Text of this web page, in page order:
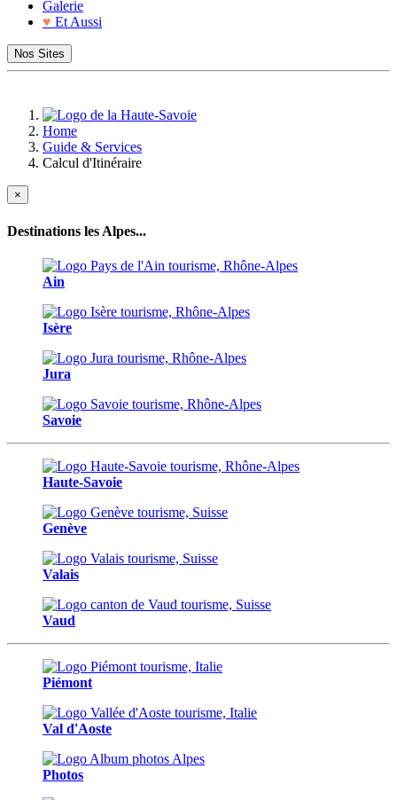
Galerie
♥ Et Aussi
Nos Sites
Home
Guide & Services
Calcul d'Itinéraire
×
Destinations les Alpes...
Ain
Isère
Jura
Savoie
Haute-Savoie
Genève
Valais
Vaud
Piémont
Val d'Aoste
Photos